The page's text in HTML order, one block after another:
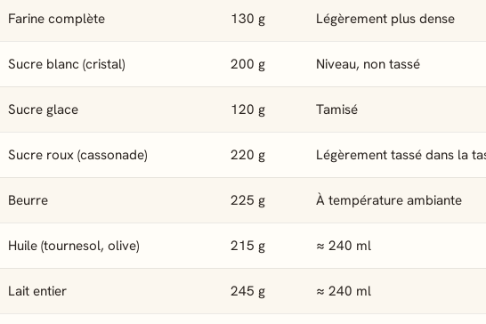
Farine complète 130 g Légèrement plus dense
Sucre blanc (cristal) 200 g Niveau, non tassé
Sucre glace 120 g Tamisé
Sucre roux (cassonade) 220 g Légèrement tassé dans la
Beurre 225 g À température ambiante
Huile (tournesol, olive) 215 g ≈ 240 ml
Lait entier 245 g ≈ 240 ml